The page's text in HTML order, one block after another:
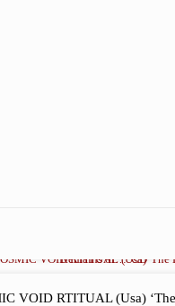
VOID RTITUAL (Usa)